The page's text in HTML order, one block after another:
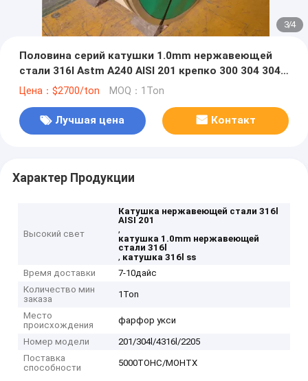
3/4
Половина серий катушки 1.0mm нержавеющей
стали 316l Astm A240 AISI 201 крепко 300 304 304l
309s 310s 321
Цена：$2700/ton MOQ：1Ton
Лучшая цена Контакт
Характер Продукции
Высокий свет
Катушка нержавеющей стали 316l
AISI 201
,
катушка 1.0mm нержавеющей
стали 316l
, катушка 316l ss
Время доставки
7-10дайс
Количество мин
заказа
1Ton
Место
происхождения
фарфор укси
Номер модели
201/304l/4316l/2205
Поставка
способности
5000ТОНС/МОНТХ